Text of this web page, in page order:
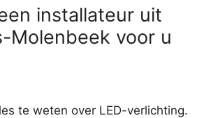
installateur uit
Molenbeek voor u
te weten over LED-verlichting.